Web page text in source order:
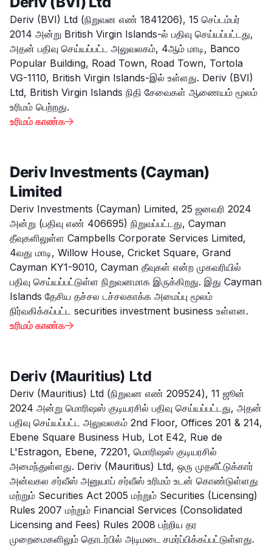
Deriv (BVI) Ltd (நிறுவன எண் 1841206), 15 செப்டம்பர்
2014 அன்று British Virgin Islands-ல் பதிவு செய்யப்பட்டது,
அதன் பதிவு செய்யப்பட்ட அலுவலகம், 4ஆம் மாடி, Banco
Popular Building, Road Town, Road Town, Tortola
VG-1110, British Virgin Islands-இல் உள்ளது. Deriv (BVI)
Ltd, British Virgin Islands நிதி சேவைகள் ஆணையம் மூலம்
உரிமம் பெற்றது.
உரிமம் காண்க
Deriv Investments (Cayman)
Limited
Deriv Investments (Cayman) Limited, 25 ஜனவரி 2024
அன்று (பதிவு எண் 406695) நிறுவப்பட்டது, Cayman
தீவுகளிலுள்ள Campbells Corporate Services Limited,
4வது மாடி, Willow House, Cricket Square, Grand
Cayman KY1-9010, Cayman தீவுகள் என்ற முகவரியில்
பதிவு செய்யப்பட்டுள்ள நிறுவனமாக இருக்கிறது. இது Cayman
Islands தேசிய தச்சல டச்சலகாக்க அமைப்பு மூலம்
நிர்வகிக்கப்பட்ட securities investment business உள்ளன.
உரிமம் காண்க
Deriv (Mauritius) Ltd
Deriv (Mauritius) Ltd (நிறுவன எண் 209524), 11 ஜூன்
2024 அன்று மொரிஷஸ் குடியரசில் பதிவு செய்யப்பட்டது, அதன்
பதிவு செய்யப்பட்ட அலுவலகம் 2nd Floor, Offices 201 & 214,
Ebene Square Business Hub, Lot E42, Rue de
L'Estragon, Ebene, 72201, மொரிஷஸ் குடியரசில்
அமைந்துள்ளது. Deriv (Mauritius) Ltd, ஒரு முதலீட்டுக்கார்
அன்வகல சர்வீஸ் அனுயாப் சர்வீஸ் உரிமம் உடன் கொண்டுள்ளது
மற்றும் Securities Act 2005 மற்றும் Securities (Licensing)
Rules 2007 மற்றும் Financial Services (Consolidated
Licensing and Fees) Rules 2008 பற்றிய தர
முறைமைகளிலும் தொடர்பில் அடிமடை சமர்ப்பிக்கப்பட்டுள்ளது.